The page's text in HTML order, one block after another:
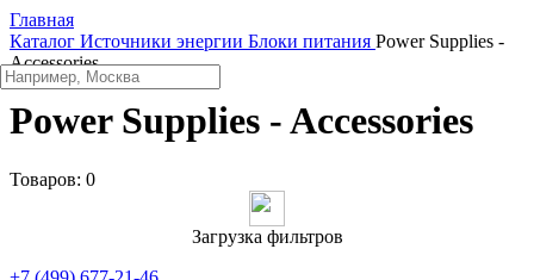
Главная
Каталог Источники энергии Блоки питания Power Supplies -
Accessories
Power Supplies - Accessories
Товаров: 0
Загрузка фильтров